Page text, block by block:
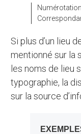
Si plus d’un lieu de diffusion ou de distribution est
mentionné sur la
les noms de lieu
typographie, la
sur la source